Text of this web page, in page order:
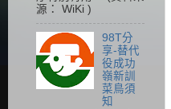
源： WiKi )
98T分
享-替代
役成功
嶺新訓
菜鳥須
知